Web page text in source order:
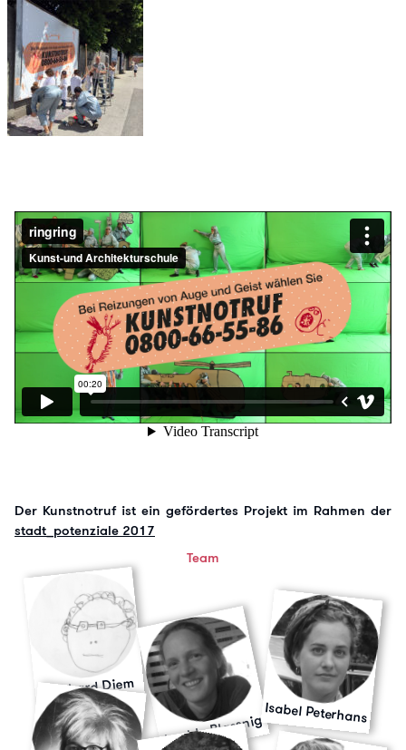
Der Kunstnotruf ist ein gefördertes Projekt im Rahmen der
stadt_potenziale 2017
Team
Gerhard Diem
Imelda BlassnigIsabel Peterhans